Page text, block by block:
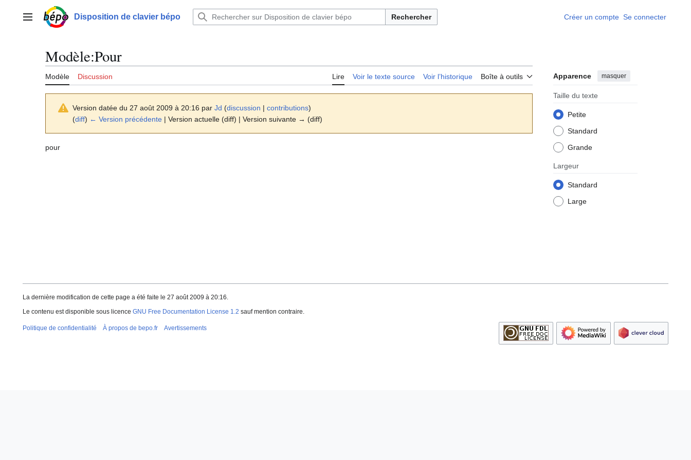
contenuMenu principalDisposition de clavier bépo Rechercher Créer un compte Se connecter
Modèle:Pour
Modèle Discussion Lire Voir le texte source Voir l’historique Boîte à outils Apparence masquer
Taille du texte
Petite
Standard
Grande
Largeur
Standard
Large
Version datée du 27 août 2009 à 20:16 par Jd (discussion | contributions)
(diff) ← Version précédente | Version actuelle (diff) | Version suivante → (diff)
pour
La dernière modification de cette page a été faite le 27 août 2009 à 20:16.
Le contenu est disponible sous licence GNU Free Documentation License 1.2 sauf mention contraire.
Politique de confidentialité À propos de bepo.fr Avertissements